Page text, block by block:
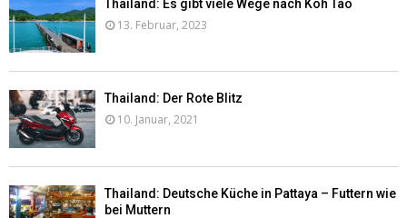
Thailand: Es gibt viele Wege nach Koh Tao
13. Februar, 2023
Thailand: Der Rote Blitz
10. Januar, 2021
Thailand: Deutsche Küche in Pattaya – Futtern wie
bei Muttern